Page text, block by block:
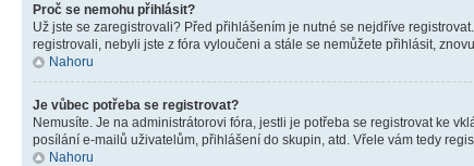
Proč se nemohu přihlásit?
Už jste se zaregistrovali? Před přihlášením je nutné se nejdříve
registrovali, nebyli jste z fóra vyloučeni a stále se nemůžete přihlásit,
Nahoru
Je vůbec potřeba se registrovat?
Nemusíte. Je na administrátorovi fóra, jestli je potřeba se registrovat ke
posílání e-mailů uživatelům, přihlášení do skupin, atd. Vřele vám tedy
Nahoru